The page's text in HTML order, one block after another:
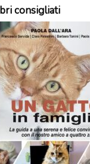
consigliati